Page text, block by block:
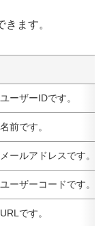
ます。
ーザーIDです。
前です。
ールアドレスです。
ーザーコードです。
です。